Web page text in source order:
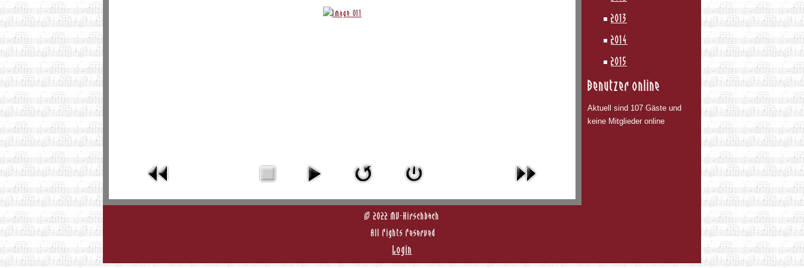
2013
2014
2015
Benutzer online
Aktuell sind 107 Gäste und
keine Mitglieder online
© 2022 MV-Hirschbach
All Rights Reserved
Login